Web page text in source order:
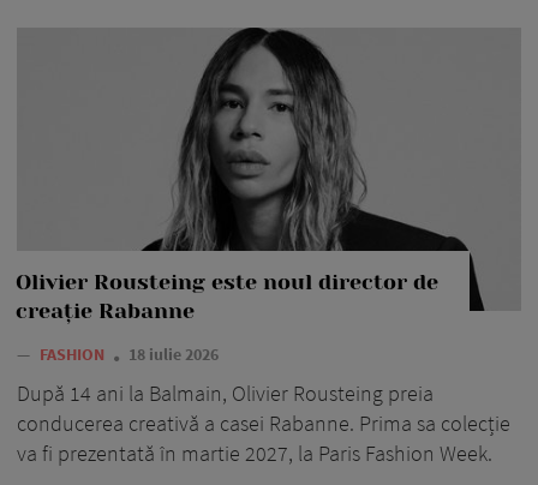
Olivier Rousteing este noul director de
creație Rabanne
— FASHION 18 iulie 2026
După 14 ani la Balmain, Olivier Rousteing preia
conducerea creativă a casei Rabanne. Prima sa colecție
va fi prezentată în martie 2027, la Paris Fashion Week.